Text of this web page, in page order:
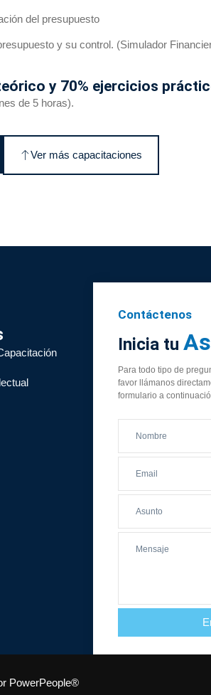
del presupuesto
y su control. (Simulador
y 70% ejercicios
de 5 horas).
Ver más capacitaciones
Contáctenos
Inicia tu
Para todo tipo de
favor llámanos
formulario a
PowerPeople®